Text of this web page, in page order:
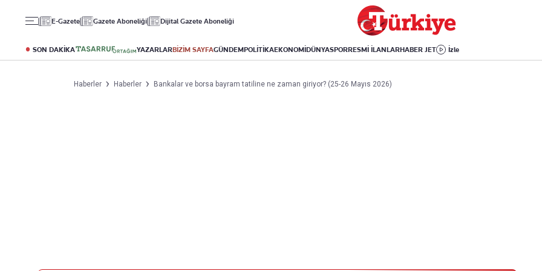
E-Gazete Gazete Aboneliği Dijital Gazete Aboneliği
SON DAKİKA YAZARLARBİZİM SAYFAGÜNDEMPOLİTİKAEKONOMİDÜNYASPORRESMİ İLANLARHABER JET İzle
Altın
Döviz
Kripto Para
Puan Durumu
Fikstür
Avrupa Ligi
Avrupa
Amerika
İsrail-Gazze
Yaşam
Sağlık
Yemek
Aktüel
Kitap
Haberler Haberler Bankalar ve borsa bayram tatiline ne zaman giriyor? (25-26 Mayıs 2026)